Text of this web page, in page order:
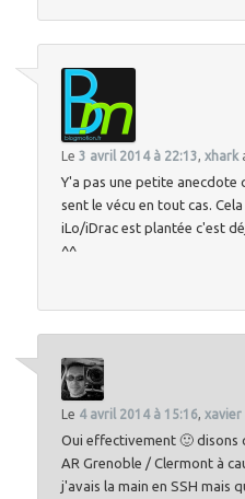
Le3 avril 2014 à 22:13,xhark
Y'a pas une petite anecdote
sent le vécu en tout cas.
iLo/iDrac est plantée c'est
^^
Le 4 avril 2014 à 15:16,xavier
Oui effectivement 🙂 disons
AR Grenoble / Clermont à
j'avais la main en SSH mais